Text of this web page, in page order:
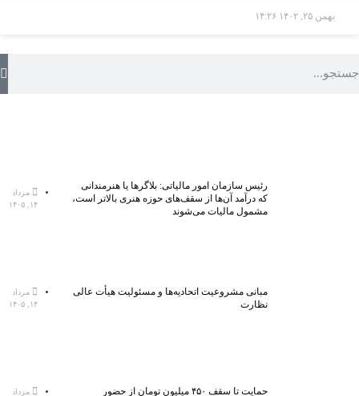
بهمن ۲۵, ۱۴۰۲ ۱۴:۲۶
رئیس سازمان امور مالیاتی: بلاگر‌ها یا هنرمندانی
که درآمد آن‌ها از سقف‌های حوزه هنری بالاتر است،
مشمول مالیات می‌شوند
مرداد
۱۴, ۱۴۰۵
مبانی مشروعیت اتحادیه‌ها و مسئولیت هیأت عالی
نظارت
مرداد
۱۴, ۱۴۰۵
حمایت تا سقف ۴۵۰ میلیون تومان از حضور مرداد